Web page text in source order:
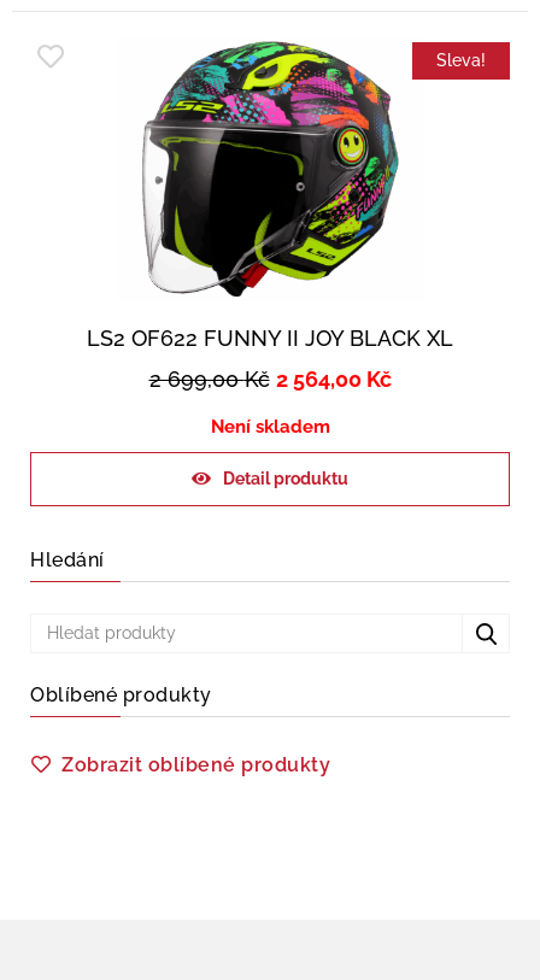
Sleva!
LS2 OF622 FUNNY II JOY BLACK XL
2 699,00Kč 2 564,00 Kč
Není skladem
Detail produktu
Hledání
Oblíbené produkty
Zobrazit oblíbené produkty